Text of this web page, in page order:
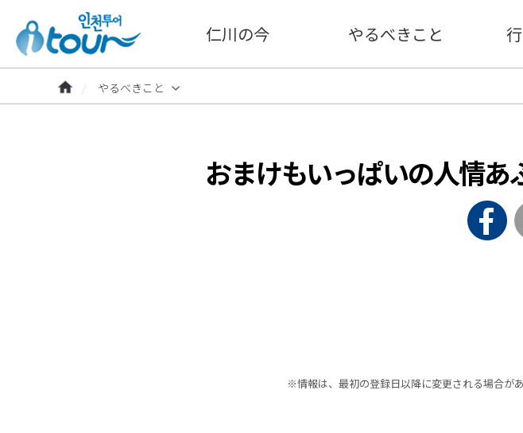
仁川の今 やるべきこと
やるべきこと
おまけもいっぱいの人情あ
※情報は、最初の登録日以降に変更される場合が